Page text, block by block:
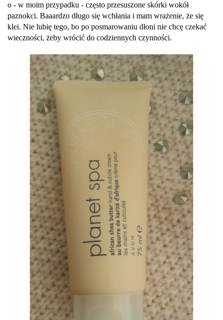
o - w moim przypadku - często przesuszone skórki wokół
paznokci. Baaardzo długo się wchłania i mam wrażenie, że się
klei. Nie lubię tego, bo po posmarowaniu dłoni nie chcę czekać
wieczności, żeby wrócić do codziennych czynności.